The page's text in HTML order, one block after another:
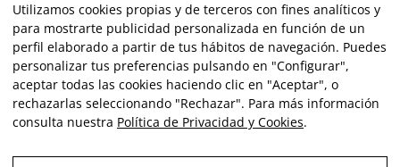
Utilizamos cookies propias y de terceros con fines analíticos y
para mostrarte publicidad personalizada en función de un
perfil elaborado a partir de tus hábitos de navegación. Puedes
personalizar tus preferencias pulsando en "Configurar",
aceptar todas las cookies haciendo clic en "Aceptar", o
rechazarlas seleccionando "Rechazar". Para más información
consulta nuestra Política de Privacidad y Cookies.